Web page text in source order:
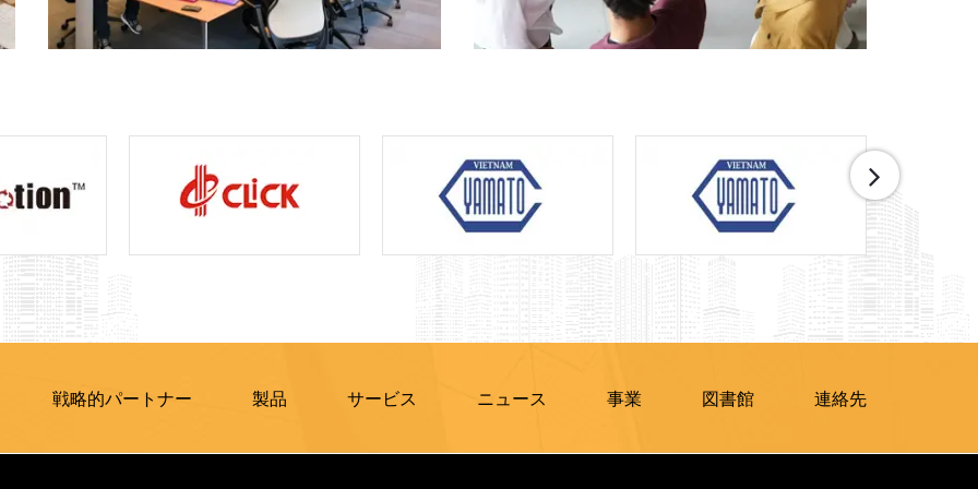
戦略的パートナー 製品 サービス ニュース 事業 図書館 連絡先